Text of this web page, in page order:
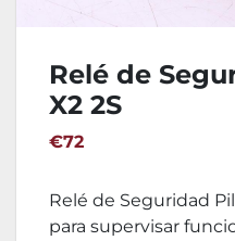
Relé de
X2 2S
€72
Relé de Seguridad
para supervisar